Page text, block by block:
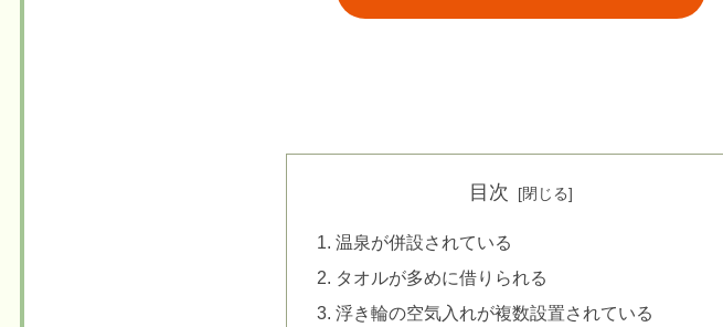
目次
温泉が併設されている
タオルが多めに借りられる
浮き輪の空気入れが複数設置されている